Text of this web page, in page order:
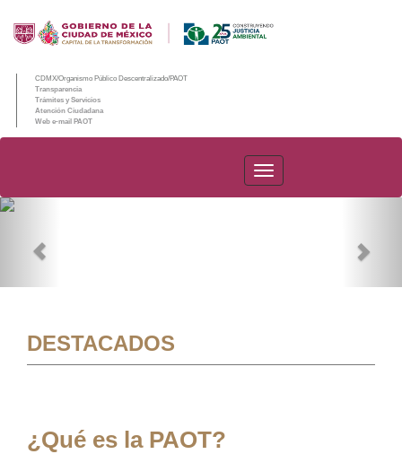
CDMX/Organismo Público Descentralizado/PAOT
Transparencia
Trámites y Servicios
Atención Ciudadana
Web e-mail PAOT
PAOT
DESTACADOS
¿Qué es la PAOT?